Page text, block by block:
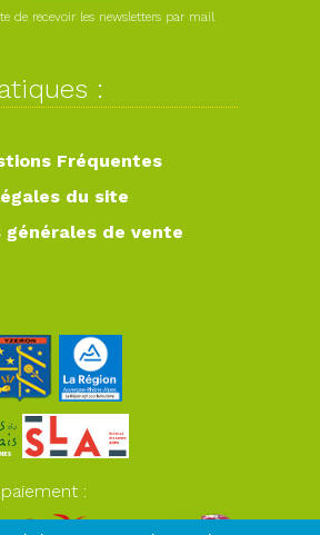
de recevoir les newsletters par mail
:
Fréquentes
du site
générales de vente
: